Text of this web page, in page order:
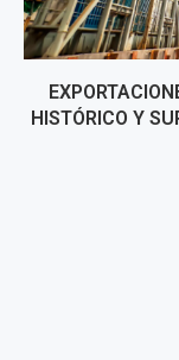
HISTÓRICO Y